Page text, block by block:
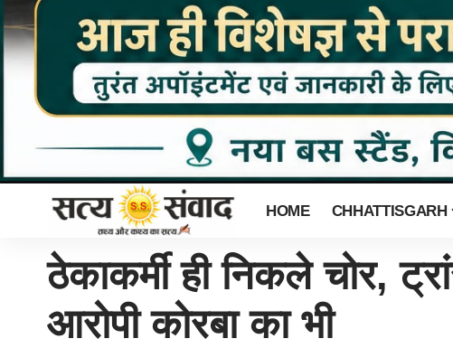
HOME CHHATTISGARH
ठेकाकर्मी ही निकले चोर,
आरोपी कोरबा का भी